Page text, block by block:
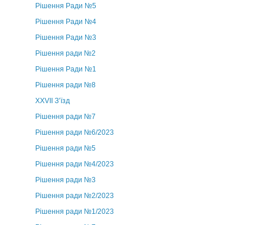
Рішення Ради №5
Рішення Ради №4
Рішення Ради №3
Рішення ради №2
Рішення Ради №1
Рішення ради №8
ХХVII З’їзд
Рішення ради №7
Рішення ради №6/2023
Рішення ради №5
Рішення ради №4/2023
Рішення ради №3
Рішення ради №2/2023
Рішення ради №1/2023